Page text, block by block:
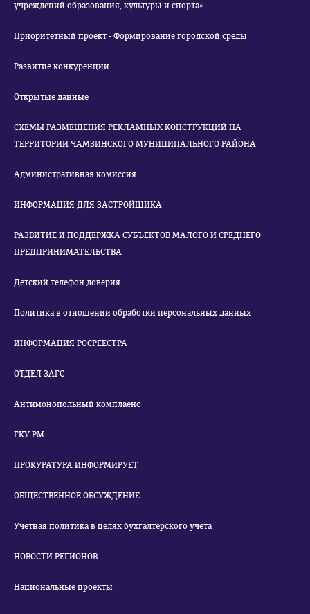
учреждений образования, культуры и спорта»
Приоритетный проект - Формирование городской среды
Развитие конкуренции
Открытые данные
СХЕМЫ РАЗМЕЩЕНИЯ РЕКЛАМНЫХ КОНСТРУКЦИЙ НА
ТЕРРИТОРИИ ЧАМЗИНСКОГО МУНИЦИПАЛЬНОГО РАЙОНА
Административная комиссия
ИНФОРМАЦИЯ ДЛЯ ЗАСТРОЙЩИКА
РАЗВИТИЕ И ПОДДЕРЖКА СУБЪЕКТОВ МАЛОГО И СРЕДНЕГО
ПРЕДПРИНИМАТЕЛЬСТВА
Детский телефон доверия
Политика в отношении обработки персональных данных
ИНФОРМАЦИЯ РОСРЕЕСТРА
ОТДЕЛ ЗАГС
Антимонопольный комплаенс
ГКУ РМ
ПРОКУРАТУРА ИНФОРМИРУЕТ
ОБЩЕСТВЕННОЕ ОБСУЖДЕНИЕ
Учетная политика в целях бухгалтерского учета
НОВОСТИ РЕГИОНОВ
Национальные проекты